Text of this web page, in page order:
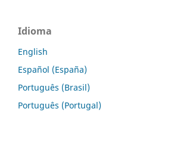
Idioma
English
Español (España)
Português (Brasil)
Português (Portugal)